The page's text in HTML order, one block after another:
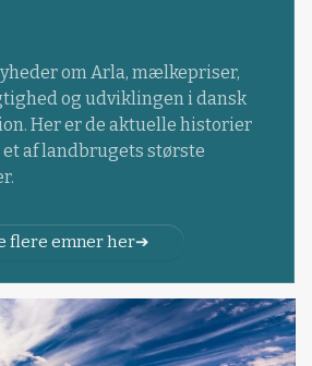
om Arla, mælkepriser,
og udviklingen i dansk
Her er de aktuelle historier
et af landbrugets største
flere emner her